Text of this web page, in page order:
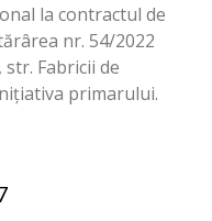
la contractul de
nr. 54/2022
Fabricii de
primarului.